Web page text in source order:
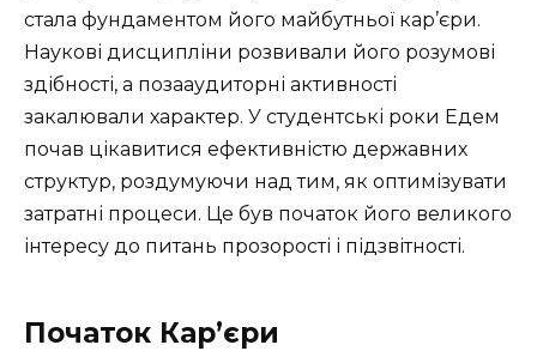
стала фундаментом його майбутньої кар’єри.
Наукові дисципліни розвивали його розумові
здібності, а позааудиторні активності
закалювали характер. У студентські роки Едем
почав цікавитися ефективністю державних
структур, роздумуючи над тим, як оптимізувати
затратні процеси. Це був початок його великого
інтересу до питань прозорості і підзвітності.
Початок Кар’єри